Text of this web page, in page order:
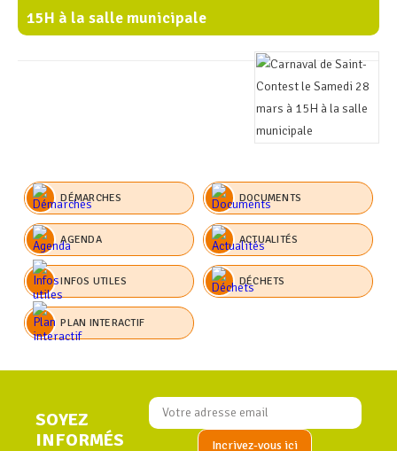
15H à la salle municipale
DÉMARCHES DOCUMENTS
AGENDA ACTUALITÉS
INFOS UTILES DÉCHETS
PLAN INTERACTIF
SOYEZ
INFORMÉS